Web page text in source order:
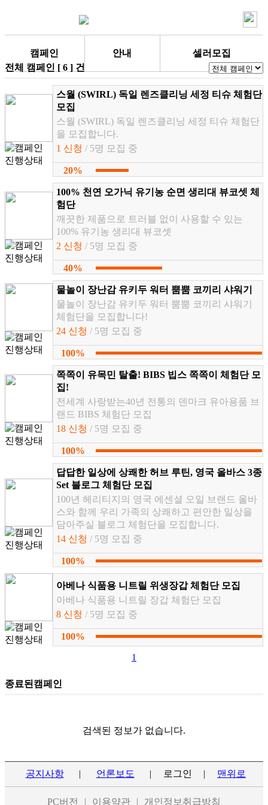
캠페인 안내
셀러모집
전체 캠페인 [ 6 ] 건
스월 (SWIRL) 독일 렌즈클리닝 세정 티슈 체험단
모집
스월 (SWIRL) 독일 렌즈클리닝 세정 티슈 체험단
을 모집합니다.
1 신청 / 5명 모집 중
20%
100% 천연 오가닉 유기농 순면 생리대 뷰코셋 체
험단
깨끗한 제품으로 트러블 없이 사용할 수 있는
100% 유기농 생리대 뷰코셋
2 신청 / 5명 모집 중
40%
물놀이 장난감 유키두 워터 뿜뿜 코끼리 샤워기
물놀이 장난감 유키두 워터 뿜뿜 코끼리 샤워기
체험단을 모집합니다!
24 신청 / 5명 모집 중
100%
쪽쪽이 유목민 탈출! BIBS 빕스 쪽쪽이 체험단 모
집!
전세계 사랑받는40년 전통의 덴마크 유아용품 브
랜드 BIBS 체험단 모집
18 신청 / 5명 모집 중
100%
답답한 일상에 상쾌한 허브 루틴, 영국 올바스 3종
Set 블로그 체험단 모집
100년 헤리티지의 영국 에센셜 오일 브랜드 올바
스와 함께 우리 가족의 상쾌하고 편안한 일상을
담아주실 블로그 체험단을 모집합니다.
14 신청 / 5명 모집 중
100%
아베나 식품용 니트릴 위생장갑 체험단 모집
아베나 식품용 니트릴 장갑 체험단 모집
8 신청 / 5명 모집 중
100%
1
종료된캠페인
검색된 정보가 없습니다.
공지사항 | 언론보도 | 로그인 | 맨위로
PC버전 | 이용약관 | 개인정보취급방침